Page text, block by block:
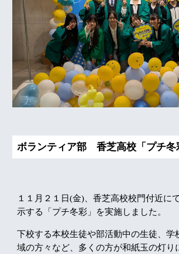
ボランティア部 香芝高校「プチ冬
１１月２１日(金)、香芝高校校門付近に
示する「プチ冬彩」を実施しました。
下校する本校生徒や部活動中の生徒、学
域の方々など、多くの方が和紙玉の灯り